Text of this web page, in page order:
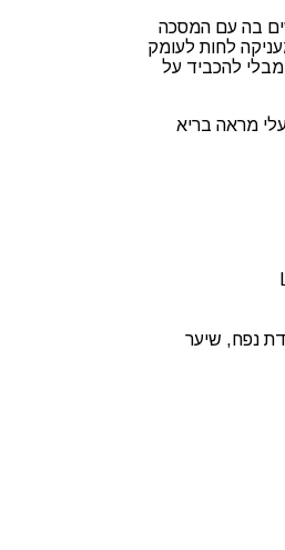
בה עם המסכה
לחות לעומק
להכביד על
מראה בריא
נפח, שיער